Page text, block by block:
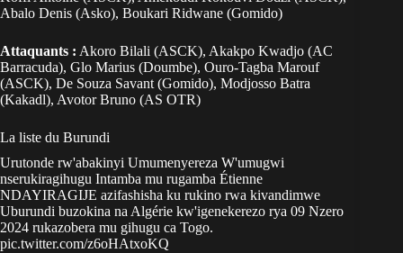
Abalo Denis (Asko), Boukari Ridwane (Gomido)
Attaquants : Akoro Bilali (ASCK), Akakpo Kwadjo (AC
Barracuda), Glo Marius (Doumbe), Ouro-Tagba Marouf
(ASCK), De Souza Savant (Gomido), Modjosso Batra
(Kakadl), Avotor Bruno (AS OTR)
La liste du Burundi
Urutonde rw'abakinyi Umumenyereza W'umugwi
nserukiragihugu Intamba mu rugamba Étienne
NDAYIRAGIJE azifashisha ku rukino rwa kivandimwe
Uburundi buzokina na Algérie kw'igenekerezo rya 09 Nzero
2024 rukazobera mu gihugu ca Togo.
pic.twitter.com/z6oHAtxoKQ